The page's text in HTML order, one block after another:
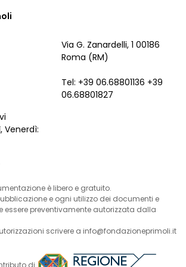
Via G. Zanardelli, 1 00186
Roma (RM)
Tel: +39 06.68801136 +39
06.68801827
Venerdì:
è libero e gratuito.
e ogni utilizzo dei documenti e
essere preventivamente autorizzata dalla
scrivere a info@fondazioneprimoli.it
di